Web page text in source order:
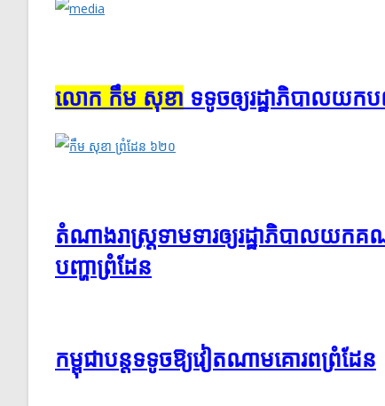
លោក កឹម សុខា ទទូច​ឲ្យ​រដ្ឋាភិបាល​យក​ប
តំណាងរាស្រ្ត​ទាម​ទារឲ្យ​​​រដ្ឋាភិបាល​យ
បញ្ហាព្រំដែន​
កម្ពុជា​បន្ត​ទទូច​ឱ្យ​វៀតណាម​គោរព​ព្រំដែន